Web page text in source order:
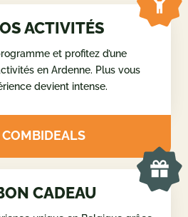
ACTIVITÉS
en Ardenne. Plus vous